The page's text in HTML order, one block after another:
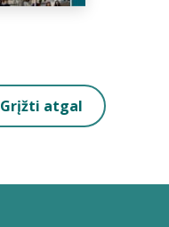
Grįžti atgal